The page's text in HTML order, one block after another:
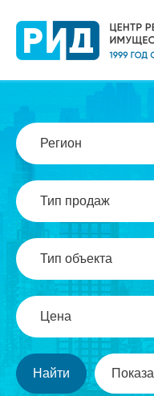
Регион
Тип продаж
Тип объекта
Цена